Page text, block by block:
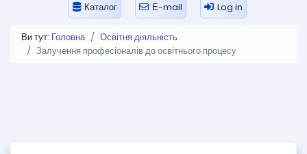
Каталог Е-mail Log in
Ви тут: Головна
Освітня діяльність
Залучення професіоналів до освітнього процесу